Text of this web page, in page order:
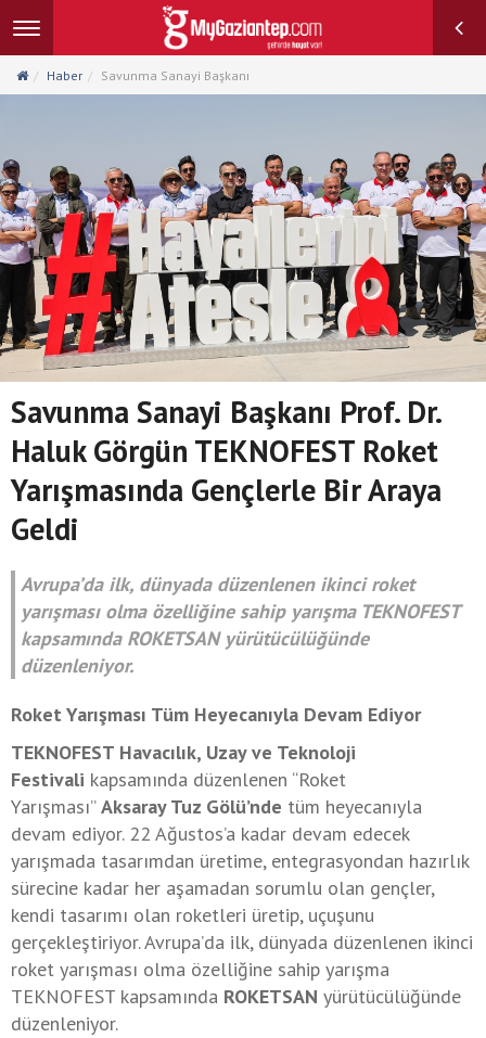
Toggle
navigation
Haber Savunma Sanayi Başkanı
Savunma Sanayi Başkanı Prof. Dr.
Haluk Görgün TEKNOFEST Roket
Yarışmasında Gençlerle Bir Araya
Geldi
Avrupa’da ilk, dünyada düzenlenen ikinci roket
yarışması olma özelliğine sahip yarışma TEKNOFEST
kapsamında ROKETSAN yürütücülüğünde
düzenleniyor.
Roket Yarışması Tüm Heyecanıyla Devam Ediyor
TEKNOFEST Havacılık, Uzay ve Teknoloji
Festivali kapsamında düzenlenen “Roket
Yarışması”Aksaray Tuz Gölü’nde tüm heyecanıyla
devam ediyor. 22 Ağustos’a kadar devam edecek
yarışmada tasarımdan üretime, entegrasyondan hazırlık
sürecine kadar her aşamadan sorumlu olan gençler,
kendi tasarımı olan roketleri üretip, uçuşunu
gerçekleştiriyor. Avrupa’da ilk, dünyada düzenlenen ikinci
roket yarışması olma özelliğine sahip yarışma
TEKNOFEST kapsamında ROKETSAN yürütücülüğünde
düzenleniyor.